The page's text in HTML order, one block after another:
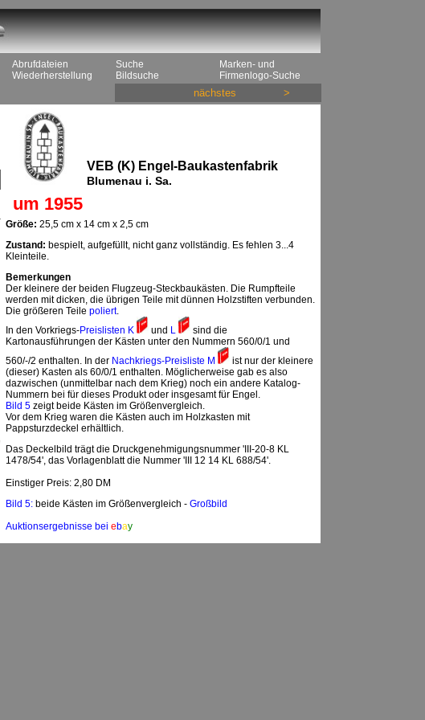
Abrufdateien
Wiederherstellung
Suche
Bildsuche
Marken- und
Firmenlogo-Suche
nächstes >
VEB (K) Engel-Baukastenfabrik
Blumenau i. Sa.
um 1955
Größe: 25,5 cm x 14 cm x 2,5 cm
Zustand: bespielt, aufgefüllt, nicht ganz vollständig. Es fehlen 3...4
Kleinteile.
Bemerkungen
Der kleinere der beiden Flugzeug-Steckbaukästen. Die Rumpfteile
werden mit dicken, die übrigen Teile mit dünnen Holzstiften verbunden.
Die größeren Teile poliert.
In den Vorkriegs-Preislisten K und L
sind die
Kartonausführungen der Kästen unter den Nummern 560/0/1 und
560/-/2 enthalten. In der Nachkriegs-Preisliste M
ist nur der kleinere
(dieser) Kasten als 60/0/1 enthalten. Möglicherweise gab es also
dazwischen (unmittelbar nach dem Krieg) noch ein andere Katalog-
Nummern bei für dieses Produkt oder insgesamt für Engel.
Bild 5 zeigt beide Kästen im Größenvergleich.
Vor dem Krieg waren die Kästen auch im Holzkasten mit
Pappsturzdeckel erhältlich.
Das Deckelbild trägt die Druckgenehmigungsnummer 'III-20-8 KL
1478/54', das Vorlagenblatt die Nummer 'III 12 14 KL 688/54'.
Einstiger Preis: 2,80 DM
Bild 5: beide Kästen im Größenvergleich - Großbild
Auktionsergebnisse bei ebay